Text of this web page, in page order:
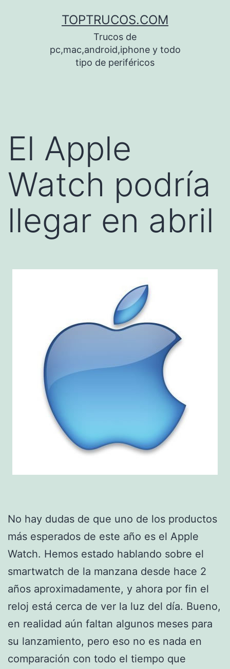
TOPTRUCOS.COM
Trucos de
pc,mac,android,iphone y todo
tipo de periféricos
El Apple
Watch podría
llegar en abril
No hay dudas de que uno de los productos
más esperados de este año es el Apple
Watch. Hemos estado hablando sobre el
smartwatch de la manzana desde hace 2
años aproximadamente, y ahora por fin el
reloj está cerca de ver la luz del día. Bueno,
en realidad aún faltan algunos meses para
su lanzamiento, pero eso no es nada en
comparación con todo el tiempo que